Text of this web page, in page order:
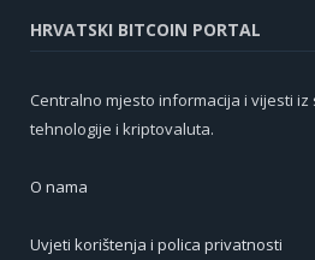
HRVATSKI BITCOIN PORTAL
Centralno mjesto informacija i vijesti iz
tehnologije i kriptovaluta.
O nama
Uvjeti korištenja i polica privatnosti